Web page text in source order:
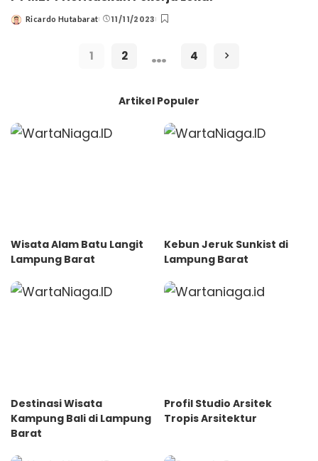
Posted
Ricardo Hutabarat 11/11/2023
1 2 … 4
Artikel Populer
Wisata Alam Batu Langit
Lampung Barat
Kebun Jeruk Sunkist di
Lampung Barat
Destinasi Wisata
Kampung Bali di Lampung
Barat
Profil Studio Arsitek
Tropis Arsitektur